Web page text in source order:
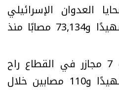
العدوان الإسرائيلي
إلى 31,341 شهيدًا و73,134 مصابًا منذ
الاحتلال ارتكب 7 مجازر في القطاع راح
ضحيتها 69 شهيدًا و110 مصابين خلال